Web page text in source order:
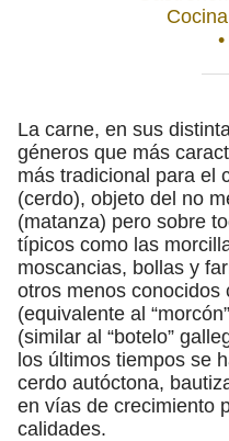
La carne, en sus
géneros que más
más tradicional para el
(cerdo), objeto del no
(matanza) pero sobre
típicos como las
moscancias, bollas y
otros menos conocidos
(equivalente al
(similar al “botelo”
los últimos tiempos se
cerdo autóctona,
en vías de crecimiento
calidades.